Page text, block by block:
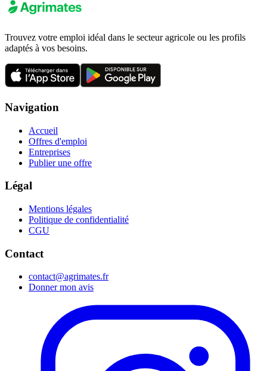
Trouvez votre emploi idéal dans le secteur agricole ou les profils
adaptés à vos besoins.
Navigation
Accueil
Offres d'emploi
Entreprises
Publier une offre
Légal
Mentions légales
Politique de confidentialité
CGU
Contact
contact@agrimates.fr
Donner mon avis